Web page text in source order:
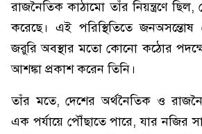
রাজনৈতিক কাঠামো তাঁর নিয়ন্ত্রণে
করেছে। এই পরিস্থিতিতে
জরুরি অবস্থার মতো কোনো কঠোর
আশঙ্কা প্রকাশ করেন তিনি।
তাঁর মতে, দেশের অর্থনৈতিক ও
এক পর্যায়ে পৌঁছাতে পারে, যার নজির